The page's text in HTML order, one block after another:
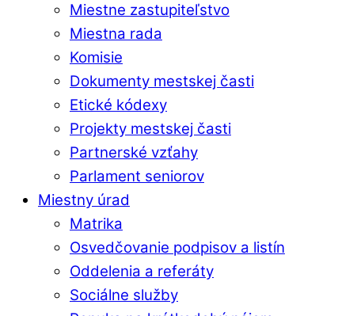
Miestne zastupiteľstvo
Miestna rada
Komisie
Dokumenty mestskej časti
Etické kódexy
Projekty mestskej časti
Partnerské vzťahy
Parlament seniorov
Miestny úrad
Matrika
Osvedčovanie podpisov a listín
Oddelenia a referáty
Sociálne služby